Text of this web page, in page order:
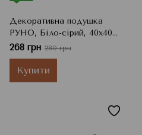
Декоративна подушка
РУНО, Біло-сірий, 40x40
см
268 грн 280 грн
Купити